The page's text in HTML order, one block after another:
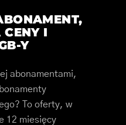
I
Y
abonamentami,
To oferty, w
12 miesięcy